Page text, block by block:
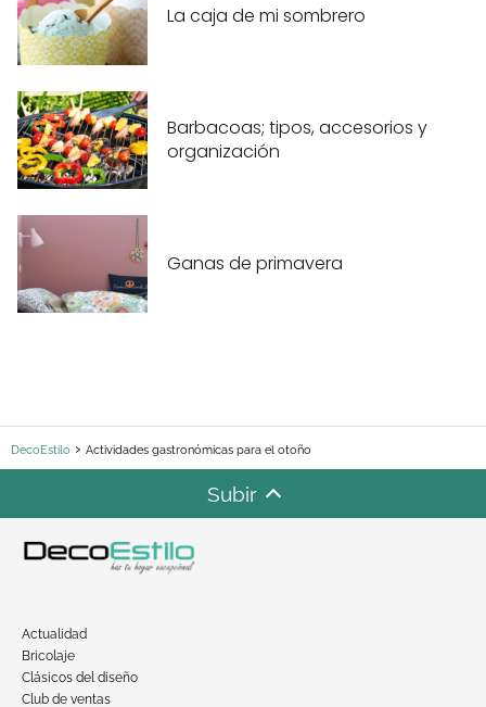
La caja de mi sombrero
Barbacoas; tipos, accesorios y
organización
Ganas de primavera
DecoEstilo Actividades gastronómicas para el otoño
Subir
Actualidad
Bricolaje
Clásicos del diseño
Club de ventas